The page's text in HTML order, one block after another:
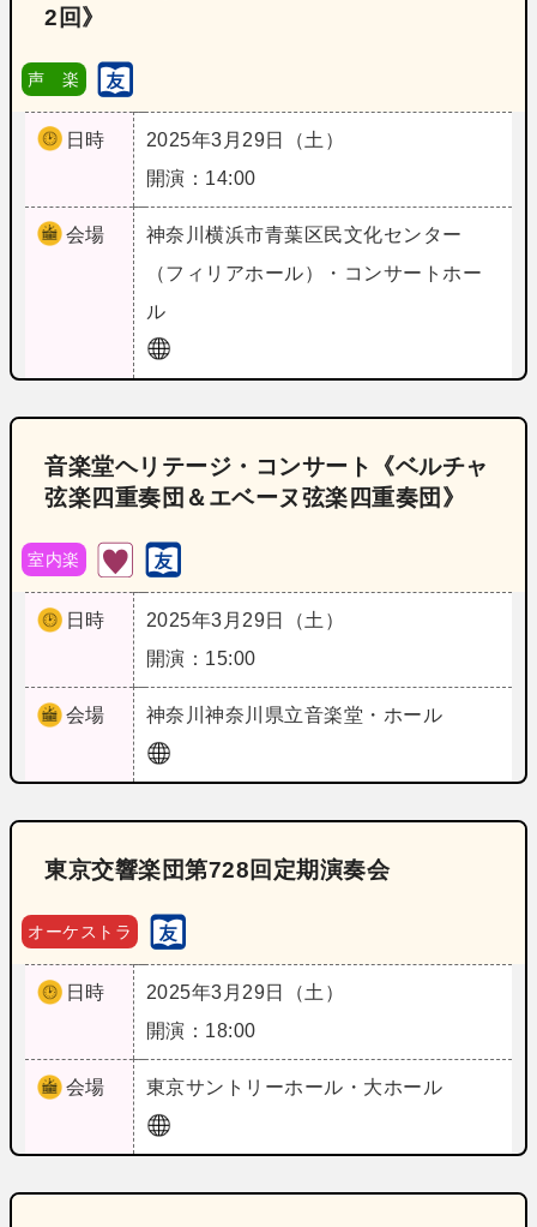
2回》
声 楽
日時
2025年3月29日（土）
開演：14:00
会場 神奈川横浜市青葉区民文化センター
（フィリアホール）・コンサートホー
ル
音楽堂ヘリテージ・コンサート《ベルチャ
弦楽四重奏団＆エベーヌ弦楽四重奏団》
室内楽
日時
2025年3月29日（土）
開演：15:00
会場 神奈川神奈川県立音楽堂・ホール
東京交響楽団第728回定期演奏会
オーケストラ
日時
2025年3月29日（土）
開演：18:00
会場 東京サントリーホール・大ホール